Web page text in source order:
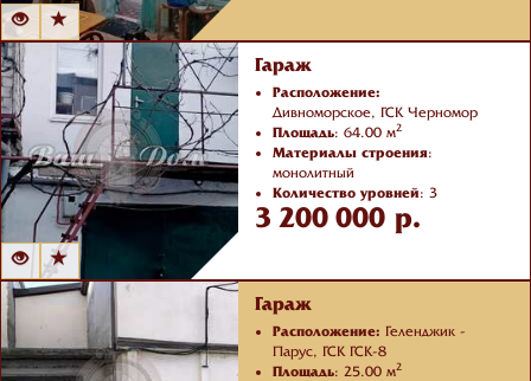
Гараж
Расположение:
Дивноморское, ГСК Черномор
Площадь: 64.00 м2
Материалы строения:
монолитный
Количество уровней: 3
Отделка : с ремонтом
3 200 000 р.
Гараж
Расположение: Геленджик -
Парус, ГСК ГСК-8
Площадь: 25.00 м2